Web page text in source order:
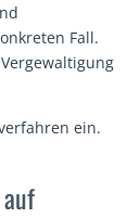
Fall.
ein.